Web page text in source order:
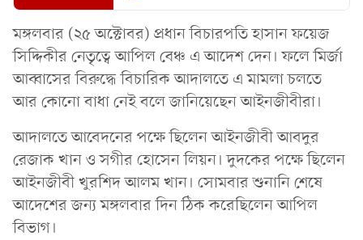
মঙ্গলবার (২৫ অক্টোবর) প্রধান বিচারপতি হাসান ফয়েজ
সিদ্দিকীর নেতৃত্বে আপিল বেঞ্চ এ আদেশ দেন। ফলে মির্জা
আব্বাসের বিরুদ্ধে বিচারিক আদালতে এ মামলা চলতে
আর কোনো বাধা নেই বলে জানিয়েছেন আইনজীবীরা।
আদালতে আবেদনের পক্ষে ছিলেন আইনজীবী আবদুর
রেজাক খান ও সগীর হোসেন লিয়ন। দুদকের পক্ষে ছিলেন
আইনজীবী খুরশিদ আলম খান। সোমবার শুনানি শেষে
আদেশের জন্য মঙ্গলবার দিন ঠিক করেছিলেন আপিল
বিভাগ।